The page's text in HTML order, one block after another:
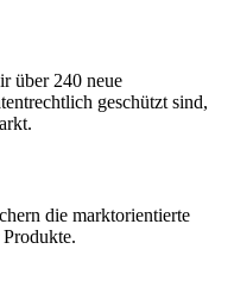
über 240 neue
geschützt sind,
die marktorientierte